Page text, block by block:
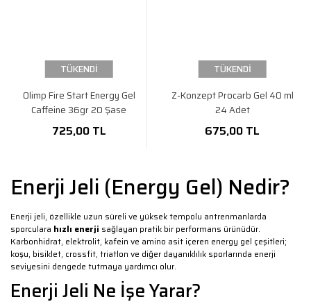
TÜKENDİ
Olimp Fire Start Energy Gel
Caffeine 36gr 20 Şase
725,00 TL
TÜKENDİ
Z-Konzept Procarb Gel 40 ml
24 Adet
675,00 TL
Enerji Jeli (Energy Gel) Nedir?
Enerji jeli, özellikle uzun süreli ve yüksek tempolu antrenmanlarda
sporculara hızlı enerji sağlayan pratik bir performans ürünüdür.
Karbonhidrat, elektrolit, kafein ve amino asit içeren energy gel çeşitleri;
koşu, bisiklet, crossfit, triatlon ve diğer dayanıklılık sporlarında enerji
seviyesini dengede tutmaya yardımcı olur.
Enerji Jeli Ne İşe Yarar?